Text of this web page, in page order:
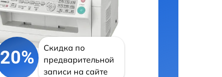
20%
Скидка по
предварительной
записи на сайте